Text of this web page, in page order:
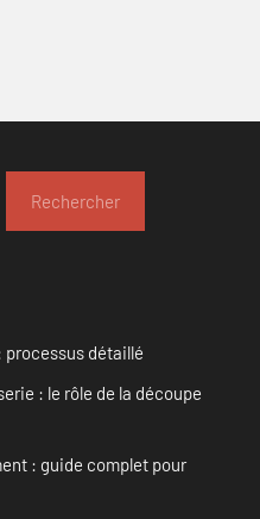
Rechercher
processus détaillé
: le rôle de la découpe
: guide complet pour